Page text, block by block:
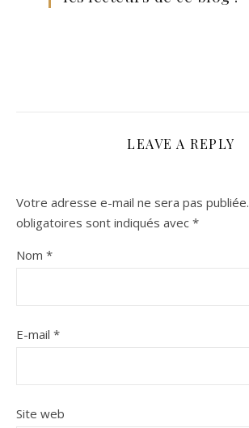
LEAVE A REPLY
Votre adresse e-mail ne sera pas publiée.
obligatoires sont indiqués avec *
Nom *
E-mail *
Site web